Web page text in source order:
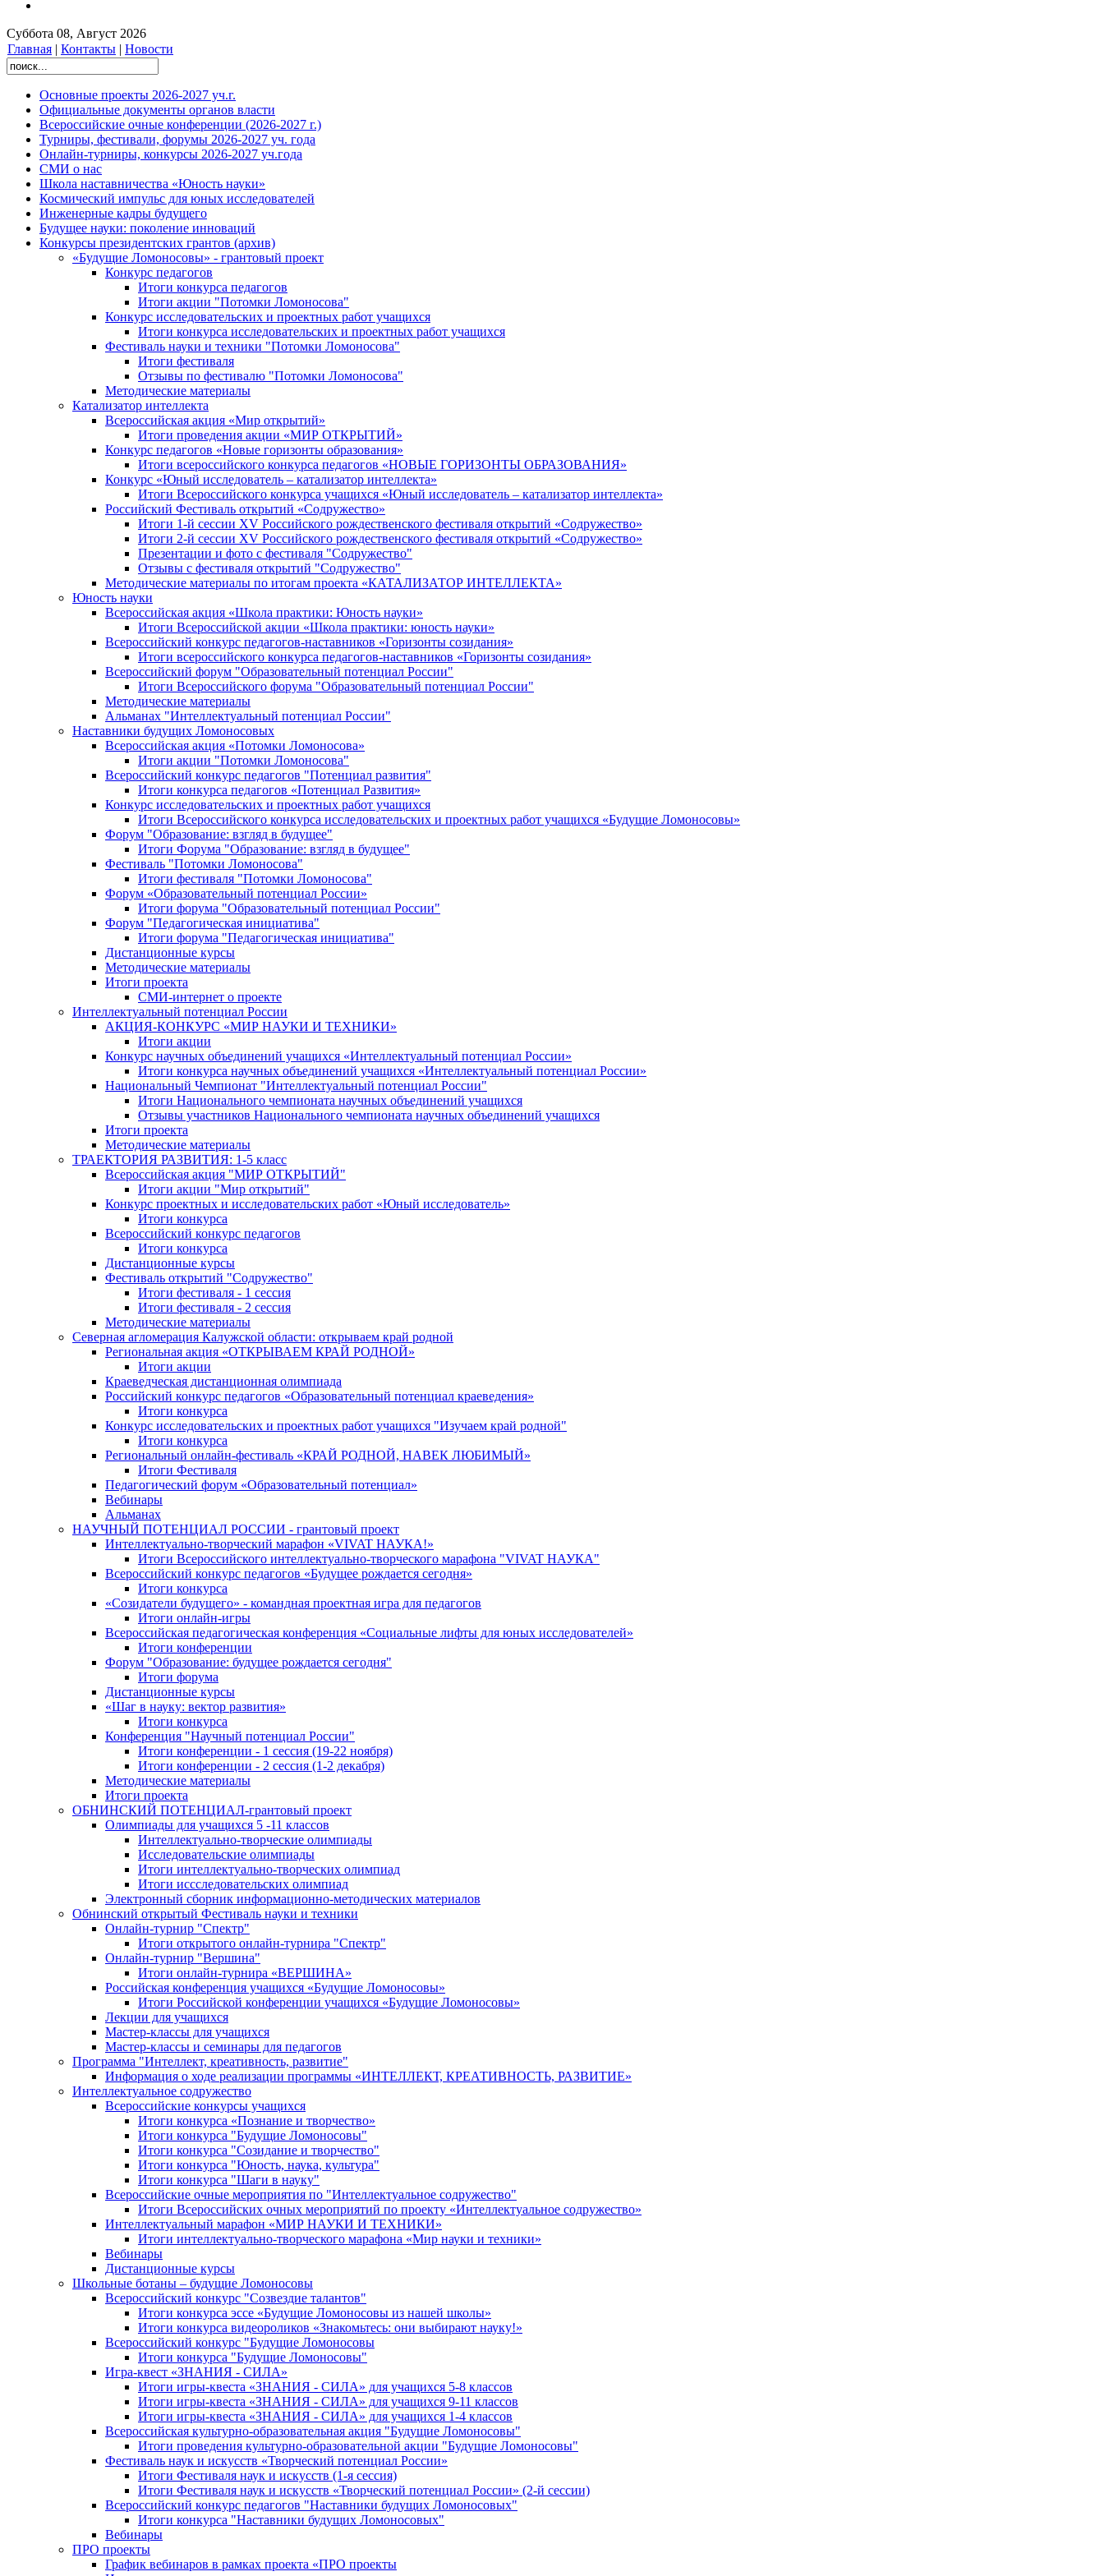
Суббота 08, Август 2026
Главная | Контакты | Новости
Основные проекты 2026-2027 уч.г.
Официальные документы органов власти
Всероссийские очные конференции (2026-2027 г.)
Турниры, фестивали, форумы 2026-2027 уч. года
Онлайн-турниры, конкурсы 2026-2027 уч.года
СМИ о нас
Школа наставничества «Юность науки»
Космический импульс для юных исследователей
Инженерные кадры будущего
Будущее науки: поколение инноваций
Конкурсы президентских грантов (архив)
«Будущие Ломоносовы» - грантовый проект
Конкурс педагогов
Итоги конкурса педагогов
Итоги акции "Потомки Ломоносова"
Конкурс исследовательских и проектных работ учащихся
Итоги конкурса исследовательских и проектных работ учащихся
Фестиваль науки и техники "Потомки Ломоносова"
Итоги фестиваля
Отзывы по фестивалю "Потомки Ломоносова"
Методические материалы
Катализатор интеллекта
Всероссийская акция «Мир открытий»
Итоги проведения акции «МИР ОТКРЫТИЙ»
Конкурс педагогов «Новые горизонты образования»
Итоги всероссийского конкурса педагогов «НОВЫЕ ГОРИЗОНТЫ ОБРАЗОВАНИЯ»
Конкурс «Юный исследователь – катализатор интеллекта»
Итоги Всероссийского конкурса учащихся «Юный исследователь – катализатор интеллекта»
Российский Фестиваль открытий «Содружество»
Итоги 1-й сессии XV Российского рождественского фестиваля открытий «Содружество»
Итоги 2-й сессии XV Российского рождественского фестиваля открытий «Содружество»
Презентации и фото с фестиваля "Содружество"
Отзывы с фестиваля открытий "Содружество"
Методические материалы по итогам проекта «КАТАЛИЗАТОР ИНТЕЛЛЕКТА»
Юность науки
Всероссийская акция «Школа практики: Юность науки»
Итоги Всероссийской акции «Школа практики: юность науки»
Всероссийский конкурс педагогов-наставников «Горизонты созидания»
Итоги всероссийского конкурса педагогов-наставников «Горизонты созидания»
Всероссийский форум "Образовательный потенциал России"
Итоги Всероссийского форума "Образовательный потенциал России"
Методические материалы
Альманах "Интеллектуальный потенциал России"
Наставники будущих Ломоносовых
Всероссийская акция «Потомки Ломоносова»
Итоги акции "Потомки Ломоносова"
Всероссийский конкурс педагогов "Потенциал развития"
Итоги конкурса педагогов «Потенциал Развития»
Конкурс исследовательских и проектных работ учащихся
Итоги Всероссийского конкурса исследовательских и проектных работ учащихся «Будущие Ломоносовы»
Форум "Образование: взгляд в будущее"
Итоги Форума "Образование: взгляд в будущее"
Фестиваль "Потомки Ломоносова"
Итоги фестиваля "Потомки Ломоносова"
Форум «Образовательный потенциал России»
Итоги форума "Образовательный потенциал России"
Форум "Педагогическая инициатива"
Итоги форума "Педагогическая инициатива"
Дистанционные курсы
Методические материалы
Итоги проекта
СМИ-интернет о проекте
Интеллектуальный потенциал России
АКЦИЯ-КОНКУРС «МИР НАУКИ И ТЕХНИКИ»
Итоги акции
Конкурс научных объединений учащихся «Интеллектуальный потенциал России»
Итоги конкурса научных объединений учащихся «Интеллектуальный потенциал России»
Национальный Чемпионат "Интеллектуальный потенциал России"
Итоги Национального чемпионата научных объединений учащихся
Отзывы участников Национального чемпионата научных объединений учащихся
Итоги проекта
Методические материалы
ТРАЕКТОРИЯ РАЗВИТИЯ: 1-5 класс
Всероссийская акция "МИР ОТКРЫТИЙ"
Итоги акции "Мир открытий"
Конкурс проектных и исследовательских работ «Юный исследователь»
Итоги конкурса
Всероссийский конкурс педагогов
Итоги конкурса
Дистанционные курсы
Фестиваль открытий "Содружество"
Итоги фестиваля - 1 сессия
Итоги фестиваля - 2 сессия
Методические материалы
Северная агломерация Калужской области: открываем край родной
Региональная акция «ОТКРЫВАЕМ КРАЙ РОДНОЙ»
Итоги акции
Краеведческая дистанционная олимпиада
Российский конкурс педагогов «Образовательный потенциал краеведения»
Итоги конкурса
Конкурс исследовательских и проектных работ учащихся "Изучаем край родной"
Итоги конкурса
Региональный онлайн-фестиваль «КРАЙ РОДНОЙ, НАВЕК ЛЮБИМЫЙ»
Итоги Фестиваля
Педагогический форум «Образовательный потенциал»
Вебинары
Альманах
НАУЧНЫЙ ПОТЕНЦИАЛ РОССИИ - грантовый проект
Интеллектуально-творческий марафон «VIVAT НАУКА!»
Итоги Всероссийского интеллектуально-творческого марафона "VIVAT НАУКА"
Всероссийский конкурс педагогов «Будущее рождается сегодня»
Итоги конкурса
«Cозидатели будущего» - командная проектная игра для педагогов
Итоги онлайн-игры
Всероссийская педагогическая конференция «Cоциальные лифты для юных исследователей»
Итоги конференции
Форум "Образование: будущее рождается сегодня"
Итоги форума
Дистанционные курсы
«Шаг в науку: вектор развития»
Итоги конкурса
Конференция "Научный потенциал России"
Итоги конференции - 1 сессия (19-22 ноября)
Итоги конференции - 2 сессия (1-2 декабря)
Методические материалы
Итоги проекта
ОБНИНСКИЙ ПОТЕНЦИАЛ-грантовый проект
Олимпиады для учащихся 5 -11 классов
Интеллектуально-творческие олимпиады
Исследовательские олимпиады
Итоги интеллектуально-творческих олимпиад
Итоги иссследовательских олимпиад
Электронный сборник информационно-методических материалов
Обнинский открытый Фестиваль науки и техники
Онлайн-турнир "Спектр"
Итоги открытого онлайн-турнира "Спектр"
Онлайн-турнир "Вершина"
Итоги онлайн-турнира «ВЕРШИНА»
Российская конференция учащихся «Будущие Ломоносовы»
Итоги Российской конференции учащихся «Будущие Ломоносовы»
Лекции для учащихся
Мастер-классы для учащихся
Мастер-классы и семинары для педагогов
Программа "Интеллект, креативность, развитие"
Информация о ходе реализации программы «ИНТЕЛЛЕКТ, КРЕАТИВНОСТЬ, РАЗВИТИЕ»
Интеллектуальное содружество
Всероссийские конкурсы учащихся
Итоги конкурса «Познание и творчество»
Итоги конкурса "Будущие Ломоносовы"
Итоги конкурса "Созидание и творчество"
Итоги конкурса "Юность, наука, культура"
Итоги конкурса "Шаги в науку"
Всероссийские очные мероприятия по "Интеллектуальное содружество"
Итоги Всероссийских очных мероприятий по проекту «Интеллектуальное содружество»
Интеллектуальный марафон «МИР НАУКИ И ТЕХНИКИ»
Итоги интеллектуально-творческого марафона «Мир науки и техники»
Вебинары
Дистанционные курсы
Школьные ботаны – будущие Ломоносовы
Всероссийский конкурс "Созвездие талантов"
Итоги конкурса эссе «Будущие Ломоносовы из нашей школы»
Итоги конкурса видеороликов «Знакомьтесь: они выбирают науку!»
Всероссийский конкурс "Будущие Ломоносовы
Итоги конкурса "Будущие Ломоносовы"
Игра-квест «ЗНАНИЯ - СИЛА»
Итоги игры-квеста «ЗНАНИЯ - СИЛА» для учащихся 5-8 классов
Итоги игры-квеста «ЗНАНИЯ - СИЛА» для учащихся 9-11 классов
Итоги игры-квеста «ЗНАНИЯ - СИЛА» для учащихся 1-4 классов
Всероссийская культурно-образовательная акция "Будущие Ломоносовы"
Итоги проведения культурно-образовательной акции "Будущие Ломоносовы"
Фестиваль наук и искусств «Творческий потенциал России»
Итоги Фестиваля наук и искусств (1-я сессия)
Итоги Фестиваля наук и искусств «Творческий потенциал России» (2-й сессии)
Всероссийский конкурс педагогов "Наставники будущих Ломоносовых"
Итоги конкурса "Наставники будущих Ломоносовых"
Вебинары
ПРО проекты
График вебинаров в рамках проекта «ПРО проекты